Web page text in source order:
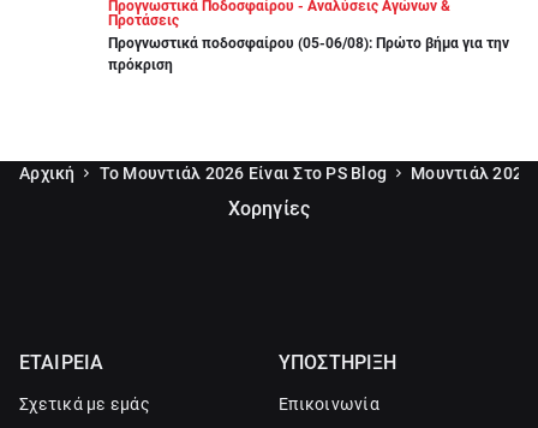
Προγνωστικά Ποδοσφαίρου - Αναλύσεις Αγώνων &
Προτάσεις
Προγνωστικά ποδοσφαίρου (05-06/08): Πρώτο βήμα για την
πρόκριση
Αρχική Το Μουντιάλ 2026 Είναι Στο PS Blog Μουντιάλ 2026
Χορηγίες
ΕΤΑΙΡΕΙΑ
Σχετικά με εμάς
ΥΠΟΣΤΗΡΙΞΗ
Επικοινωνία